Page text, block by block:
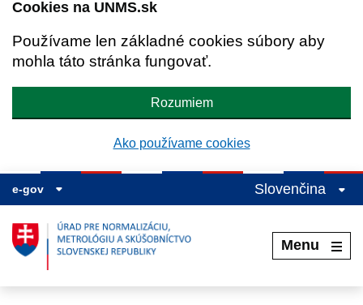
Cookies na UNMS.sk
Používame len základné cookies súbory aby
mohla táto stránka fungovať.
Rozumiem
Ako používame cookies
e-gov Slovenčina
Menu